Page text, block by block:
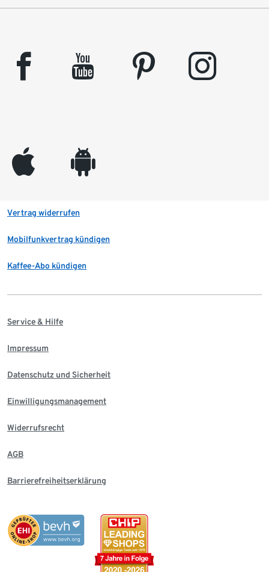
facebook youtube pinterest instagram
appleinc android
Vertrag widerrufen
Mobilfunkvertrag kündigen
Kaffee-Abo kündigen
Service & Hilfe
Impressum
Datenschutz und Sicherheit
Einwilligungsmanagement
Widerrufsrecht
AGB
Barrierefreiheitserklärung